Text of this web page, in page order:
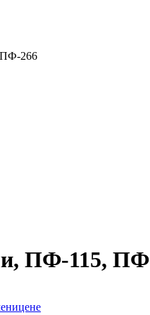
266
ПФ-115,
цене